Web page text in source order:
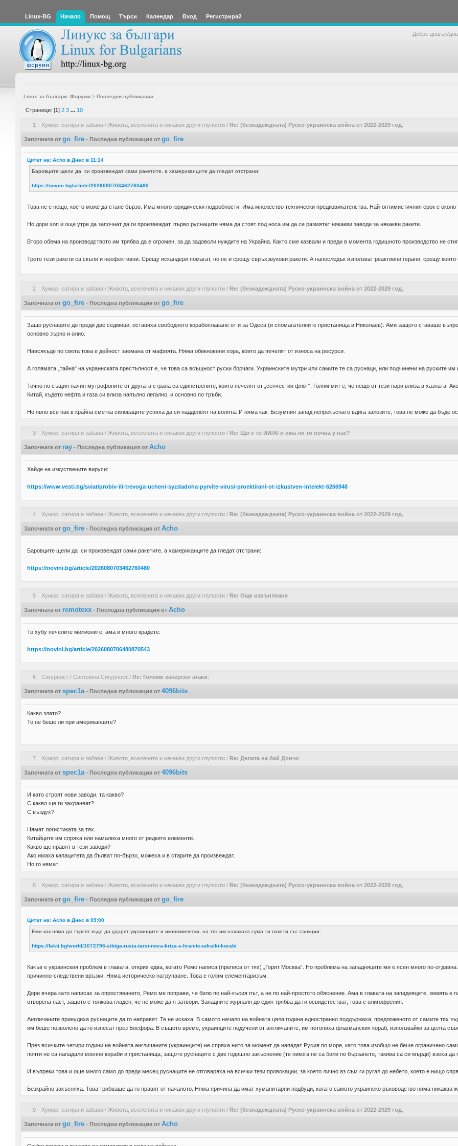
Linux-BG Начало Помощ Търси Календар Вход Регистрирай
Добре дошъл/
Linux за българи: Форуми> Последни публикации
Страници: [1] 2 3 ... 10
1 Хумор, сатира и забава / Живота, вселената и някакви други глупости / Re: (безнадеждната) Руско-украинска война от 2022-2029 год.
Започната от go_fire - Последна публикация от go_fire
Цитат на: Acho в Днес в 11:14
Баровците щели да си произвеждат сами ракетите, а хамериканците да гледат отстрани:
https://novini.bg/article/2026080703462760480
Това не е нещо, което може да стане бързо. Има много юридически подробности. Има множество технически предизвикателства. Най-оптимистичния срок е около
Но дори хоп и още утре да започнат да ги произвеждат, първо руснаците няма да стоят под носа им да се размятат някакви заводи за някакви ракети.
Второ обема на производството им трябва да е огромен, за да задоволи нуждите на Украйна. Както сме казвали и преди в момента годишното производство не
Трето тези ракети са скъпи и неефективни. Срещу искандери помагат, но не и срещу свръхзвукови ракети. А напоследък използват реактивни герани, срещу
2 Хумор, сатира и забава / Живота, вселената и някакви други глупости / Re: (безнадеждната) Руско-украинска война от 2022-2029 год.
Започната от go_fire - Последна публикация от go_fire
Защо руснаците до преди две седмици, оставяха свободното корабоплаване от и за Одеса (и спомагателните пристанища в Николаев). Ами защото ставаше
основно зърно и олио.
Навсякъде по света това е дейност заемана от мафията. Няма обикновени хора, които да печелят от износа на ресурси.
А голямата „тайна“ на украинската престъпност е, че това са всъщност руски борчаги. Украинските мутри или самите те са руснаци, или подчинени на руските им
Точно по същия начин мутрофоните от другата страна са единствените, които печелят от „сенчестия флот“. Голям мит е, че нещо от тези пари влиза в хазната.
Китай, където нефта и газа си влиза напълно легално, и основно по тръби.
Но явно все пак в крайна сметка силоваците успяха да си надделеят на волята. И няма как. Безумния запад непрекъснато вдига залозите, това не може да бъде
3 Хумор, сатира и забава / Живота, вселената и някакви други глупости / Re: Що е то ИИ/AI и има ли то почва у нас?
Започната от ray - Последна публикация от Acho
Хайде на изкуствените вируси:
https://www.vesti.bg/sviat/probiv-ili-trevoga-ucheni-syzdadoha-pyrvite-virusi-proektirani-ot-izkustven-intelekt-6266948
4 Хумор, сатира и забава / Живота, вселената и някакви други глупости / Re: (безнадеждната) Руско-украинска война от 2022-2029 год.
Започната от go_fire - Последна публикация от Acho
Баровците щели да си произвеждат сами ракетите, а хамериканците да гледат отстрани:
https://novini.bg/article/2026080703462760480
5 Хумор, сатира и забава / Живота, вселената и някакви други глупости / Re: Още извънтемие
Започната от remotexx - Последна публикация от Acho
То хубу печелите милионите, ама и много крадете:
https://novini.bg/article/2026080706480870543
6 Сигурност /Системна Сигурност / Re: Големи хакерски атаки.
Започната от spec1a - Последна публикация от 4096bits
Какво злато?
То не беше ли при американците?
7 Хумор, сатира и забава / Живота, вселената и някакви други глупости / Re: Делата на бай Дончо
Започната от spec1a - Последна публикация от 4096bits
И като строят нови заводи, та какво?
С какво ще ги захранват?
С въздух?
Нямат логистиката за тях.
Китайците им спряха или намалиха много от редките елементи.
Какво ще правят в тези заводи?
Ако имаха капацитета да бълват по-бързо, можеха и в старите да произвеждат.
Но го нямат.
8 Хумор, сатира и забава / Живота, вселената и някакви други глупости / Re: (безнадеждната) Руско-украинска война от 2022-2029 год.
Започната от go_fire - Последна публикация от go_fire
Цитат на: Acho в Днес в 09:00
Еми как няма да търсят къде да ударят украинците и икономически, на тях им нахакаха сума ти пакети със санкции:
https://fakti.bg/world/1072796-sibiga-rusia-tarsi-nova-kriza-s-hranite-udraiki-korabi
Какъв е украинския проблем в главата, открих едва, когато Ремо написа (преписа от тях) „Горит Москва“. Но проблема на западняците ми е ясен много по-
причинно-следствени връзки. Няма историческо натрупване. Това е голям елементаризъм.
Дори вчера като написах за опростяването, Ремо ме поправи, че било по най-късия път, а не по най-простото обяснение. Ама в главата на западняците, земята е
отворена паст, защото е толкова гладен, че не може да я затвори. Западните журналя до един трябва да ги освидетестват, това е олигофрения.
Англичаните принудиха руснаците да го направят. Те не искаха. В самото начало на войната цяла година едностранно поддържаха, предложеното от самите тях
им беше позволено да го изнесат през Босфора. В същото време, украинците подучени от англичаните, им потопиха флагманския кораб, използвайки за целта
През всичките четири години на войната англичаните (украинците) не спряха нито за момент да нападат Русия по море, като това изобщо не беше ограничено
почти не са нападали военни кораби и пристанища, защото руснаците с две годишно закъснение (те никога не са били по бързането, такива са си мърди) взеха да
И въпреки това и още много само до преди месец руснаците не отговаряха на всички тези провокации, за което лично аз съм ги ругал до небето, което е нищо
Безкрайно закъсняха. Това трябваше да го правят от началото. Няма причина да имат хуманитарни подбуди, когато самото украинско ръководство няма никаква
9 Хумор, сатира и забава / Живота, вселената и някакви други глупости / Re: (безнадеждната) Руско-украинска война от 2022-2029 год.
Започната от go_fire - Последна публикация от Acho